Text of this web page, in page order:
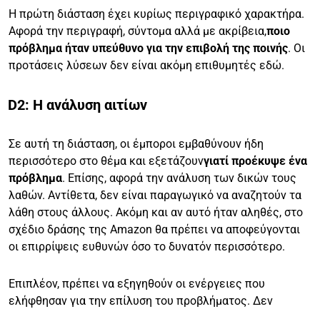
Η πρώτη διάσταση έχει κυρίως περιγραφικό χαρακτήρα.
Αφορά την περιγραφή, σύντομα αλλά με ακρίβεια,ποιο
πρόβλημα ήταν υπεύθυνο για την επιβολή της ποινής. Οι
προτάσεις λύσεων δεν είναι ακόμη επιθυμητές εδώ.
D2: Η ανάλυση αιτίων
Σε αυτή τη διάσταση, οι έμποροι εμβαθύνουν ήδη
περισσότερο στο θέμα και εξετάζουνγιατί προέκυψε ένα
πρόβλημα. Επίσης, αφορά την ανάλυση των δικών τους
λαθών. Αντίθετα, δεν είναι παραγωγικό να αναζητούν τα
λάθη στους άλλους. Ακόμη και αν αυτό ήταν αληθές, στο
σχέδιο δράσης της Amazon θα πρέπει να αποφεύγονται
οι επιρρίψεις ευθυνών όσο το δυνατόν περισσότερο.
Επιπλέον, πρέπει να εξηγηθούν οι ενέργειες που
ελήφθησαν για την επίλυση του προβλήματος. Δεν